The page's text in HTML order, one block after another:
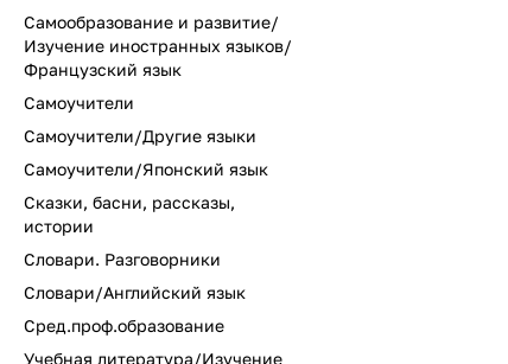
Самообразование и развитие/
Изучение иностранных языков/
Французский язык
Самоучители
Самоучители/Другие языки
Самоучители/Японский язык
Сказки, басни, рассказы,
истории
Словари. Разговорники
Словари/Английский язык
Сред.проф.образование
Учебная литература/Изучение